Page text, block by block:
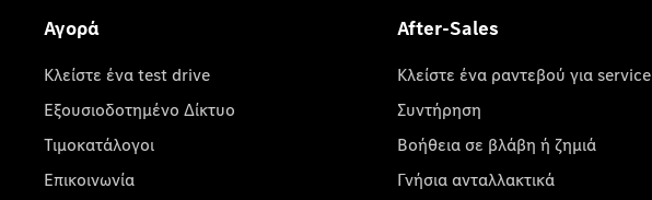
Αγορά
Κλείστε ένα test drive
Εξουσιοδοτημένο Δίκτυο
Τιμοκατάλογοι
Επικοινωνία
After-Sales
Κλείστε ένα ραντεβού για service
Συντήρηση
Βοήθεια σε βλάβη ή ζημιά
Γνήσια ανταλλακτικά